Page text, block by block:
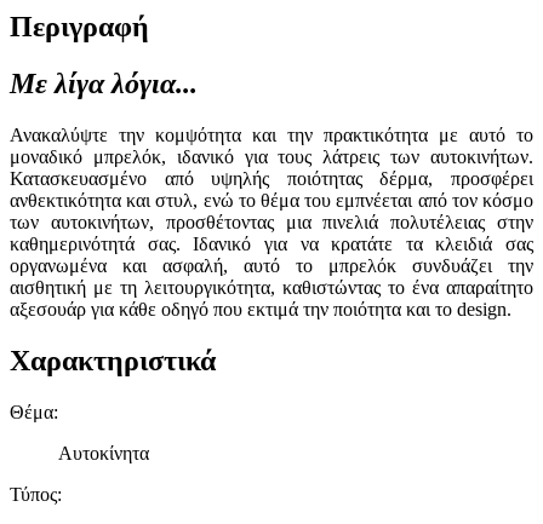
Περιγραφή
Με λίγα λόγια...
Ανακαλύψτε την κομψότητα και την πρακτικότητα με αυτό το
μοναδικό μπρελόκ, ιδανικό για τους λάτρεις των αυτοκινήτων.
Κατασκευασμένο από υψηλής ποιότητας δέρμα, προσφέρει
ανθεκτικότητα και στυλ, ενώ το θέμα του εμπνέεται από τον κόσμο
των αυτοκινήτων, προσθέτοντας μια πινελιά πολυτέλειας στην
καθημερινότητά σας. Ιδανικό για να κρατάτε τα κλειδιά σας
οργανωμένα και ασφαλή, αυτό το μπρελόκ συνδυάζει την
αισθητική με τη λειτουργικότητα, καθιστώντας το ένα απαραίτητο
αξεσουάρ για κάθε οδηγό που εκτιμά την ποιότητα και το design.
Χαρακτηριστικά
Θέμα:
Αυτοκίνητα
Τύπος: